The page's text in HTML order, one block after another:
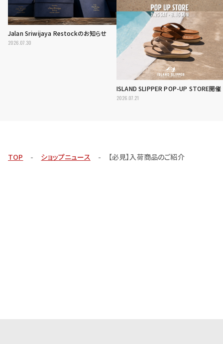
Jalan Sriwijaya Restockのお知らせ
2026.07.30
ISLAND SLIPPER POP-UP STORE開催
2026.07.21
TOP ショップニュース 【必見】入荷商品のご紹介